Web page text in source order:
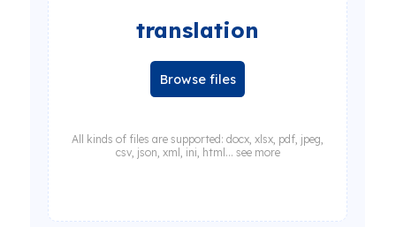
translation
Browse files
All kinds of files are supported: docx, xlsx, pdf, jpeg,
csv, json, xml, ini, html... see more